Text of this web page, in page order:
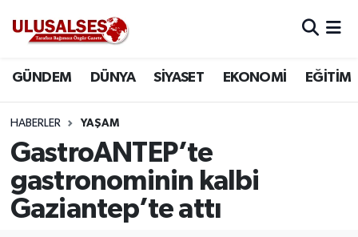
GÜNDEM DÜNYA SİYASET EKONOMİ EĞİTİM
HABERLER YAŞAM
GastroANTEP’te
gastronominin kalbi
Gaziantep’te attı
DÜNYA
SİYASET
EKONOMİ
Trafik Durumu
Süper Lig Puan Durumu ve Fikstür
Tüm Manşetler
Son Dakika Haberleri